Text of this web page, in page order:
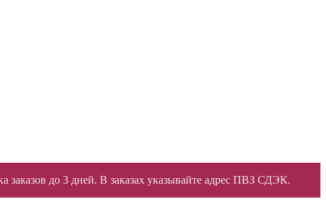
заказов до 3 дней. В заказах указывайте адрес ПВЗ СДЭК.